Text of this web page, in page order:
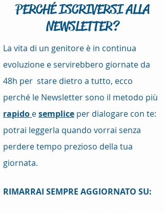
PERCHÉ ISCRIVERSI ALLA
NEWSLETTER?
La vita di un genitore è in continua
evoluzione e servirebbero giornate da
48h per stare dietro a tutto, ecco
perché le Newsletter sono il metodo più
rapido esemplice per dialogare con te:
potrai leggerla quando vorrai senza
perdere tempo prezioso della tua
giornata.
RIMARRAI SEMPRE AGGIORNATO SU: